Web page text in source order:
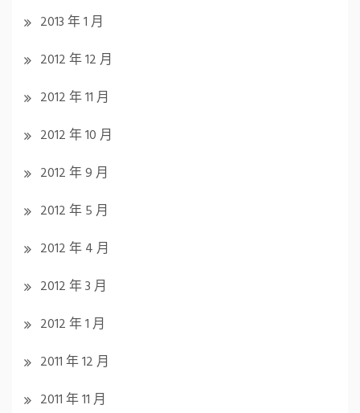
2013 年 1 月
2012 年 12 月
2012 年 11 月
2012 年 10 月
2012 年 9 月
2012 年 5 月
2012 年 4 月
2012 年 3 月
2012 年 1 月
2011 年 12 月
2011 年 11 月